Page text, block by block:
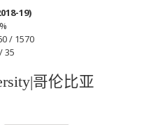
19)
/ 1570
35
哥伦比亚